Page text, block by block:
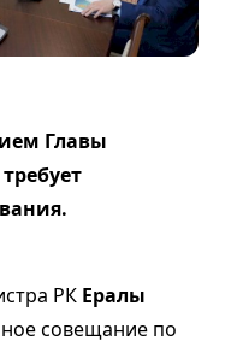
Главы
РК Ералы
совещание по